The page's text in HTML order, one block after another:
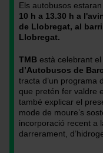
Els autobusos
10 h a 13.30 h a
de Llobregat, al
Llobregat.
TMB està celebrant el
d’Autobusos de
tracta d’un programa
que pretén fer valdre
també explicar el
mode de moure’s
incorporació recent a
darrerament,